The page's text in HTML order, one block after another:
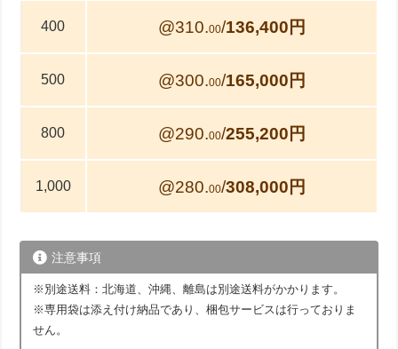
400 @310.00/136,400円
500 @300.00/165,000円
800 @290.00/255,200円
1,000 @280.00/308,000円
注意事項
※別途送料：北海道、沖縄、離島は別途送料がかかります。
※専用袋は添え付け納品であり、梱包サービスは行っておりま
せん。